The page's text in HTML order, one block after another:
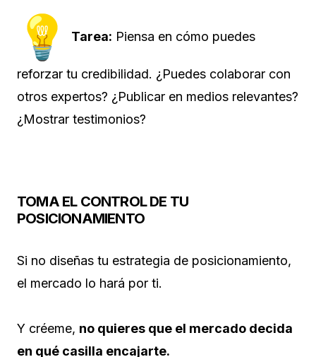
Tarea: Piensa en cómo puedes
reforzar tu credibilidad. ¿Puedes colaborar con
otros expertos? ¿Publicar en medios relevantes?
¿Mostrar testimonios?
TOMA EL CONTROL DE TU
POSICIONAMIENTO
Si no diseñas tu estrategia de posicionamiento,
el mercado lo hará por ti.
Y créeme, no quieres que el mercado decida
en qué casilla encajarte.